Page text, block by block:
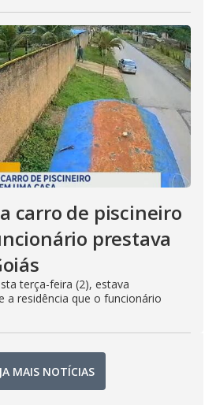
carro de piscineiro
prestava
terça-feira (2), estava
a residência que o funcionário
MAIS NOTÍCIAS